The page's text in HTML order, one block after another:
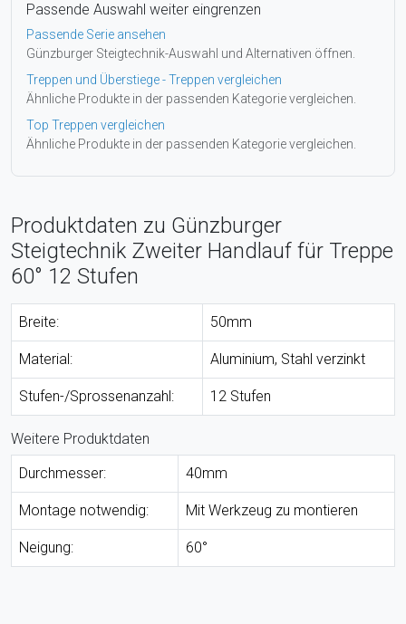
Passende Auswahl weiter eingrenzen
Passende Serie ansehen
Günzburger Steigtechnik-Auswahl und Alternativen öffnen.
Treppen und Überstiege - Treppen vergleichen
Ähnliche Produkte in der passenden Kategorie vergleichen.
Top Treppen vergleichen
Ähnliche Produkte in der passenden Kategorie vergleichen.
Produktdaten zu Günzburger
Steigtechnik Zweiter Handlauf für Treppe
60° 12 Stufen
Breite: 50mm
Material: Aluminium, Stahl verzinkt
Stufen-/Sprossenanzahl: 12 Stufen
Weitere Produktdaten
Durchmesser:
40mm
Montage notwendig: Mit Werkzeug zu montieren
Neigung: 60°